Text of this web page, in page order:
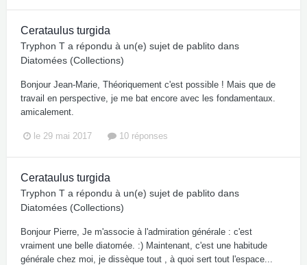
Cerataulus turgida
Tryphon T a répondu à un(e) sujet de pablito dans
Diatomées (Collections)
Bonjour Jean-Marie, Théoriquement c'est possible ! Mais que de
travail en perspective, je me bat encore avec les fondamentaux.
amicalement.
le 29 mai 2017 10 réponses
Cerataulus turgida
Tryphon T a répondu à un(e) sujet de pablito dans
Diatomées (Collections)
Bonjour Pierre, Je m'associe à l'admiration générale : c'est
vraiment une belle diatomée. :) Maintenant, c'est une habitude
générale chez moi, je dissèque tout , à quoi sert tout l'espace...